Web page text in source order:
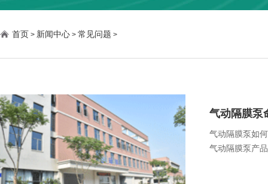
首页 > 新闻中心 > 常见问题 >
气动隔膜泵
气动隔膜泵如
气动隔膜泵产